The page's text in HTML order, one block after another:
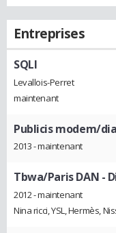
Entreprises
SQLI
Levallois-Perret
maintenant
Publicis modem/
2013 - maintenant
Tbwa/Paris DAN -
2012 - maintenant
Nina ricci, YSL, Hermès,